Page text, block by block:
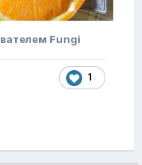
Fungi
1